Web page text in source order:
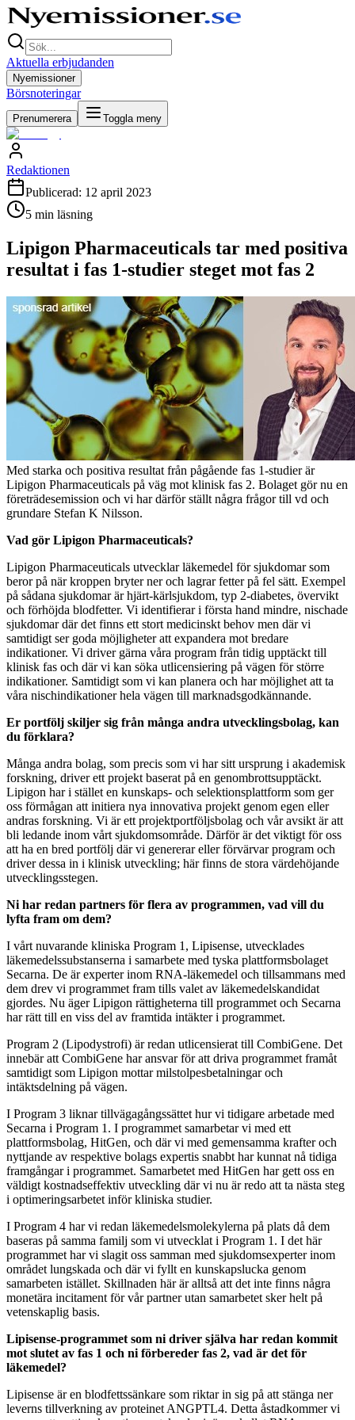
Aktuella erbjudanden
Nyemissioner
Börsnoteringar
Prenumerera Toggla meny
Redaktionen
Publicerad: 12 april 2023
5 min läsning
Lipigon Pharmaceuticals tar med positiva
resultat i fas 1-studier steget mot fas 2
Med starka och positiva resultat från pågående fas 1-studier är
Lipigon Pharmaceuticals på väg mot klinisk fas 2. Bolaget gör nu en
företrädesemission och vi har därför ställt några frågor till vd och
grundare Stefan K Nilsson.
Vad gör Lipigon Pharmaceuticals?
Lipigon Pharmaceuticals utvecklar läkemedel för sjukdomar som
beror på när kroppen bryter ner och lagrar fetter på fel sätt. Exempel
på sådana sjukdomar är hjärt-kärlsjukdom, typ 2-diabetes, övervikt
och förhöjda blodfetter. Vi identifierar i första hand mindre, nischade
sjukdomar där det finns ett stort medicinskt behov men där vi
samtidigt ser goda möjligheter att expandera mot bredare
indikationer. Vi driver gärna våra program från tidig upptäckt till
klinisk fas och där vi kan söka utlicensiering på vägen för större
indikationer. Samtidigt som vi kan planera och har möjlighet att ta
våra nischindikationer hela vägen till marknadsgodkännande.
Er portfölj skiljer sig från många andra utvecklingsbolag, kan
du förklara?
Många andra bolag, som precis som vi har sitt ursprung i akademisk
forskning, driver ett projekt baserat på en genombrottsupptäckt.
Lipigon har i stället en kunskaps- och selektionsplattform som ger
oss förmågan att initiera nya innovativa projekt genom egen eller
andras forskning. Vi är ett projektportföljsbolag och vår avsikt är att
bli ledande inom vårt sjukdomsområde. Därför är det viktigt för oss
att ha en bred portfölj där vi genererar eller förvärvar program och
driver dessa in i klinisk utveckling; här finns de stora värdehöjande
utvecklingsstegen.
Ni har redan partners för flera av programmen, vad vill du
lyfta fram om dem?
I vårt nuvarande kliniska Program 1, Lipisense, utvecklades
läkemedelssubstanserna i samarbete med tyska plattformsbolaget
Secarna. De är experter inom RNA-läkemedel och tillsammans med
dem drev vi programmet fram tills valet av läkemedelskandidat
gjordes. Nu äger Lipigon rättigheterna till programmet och Secarna
har rätt till en viss del av framtida intäkter i programmet.
Program 2 (Lipodystrofi) är redan utlicensierat till CombiGene. Det
innebär att CombiGene har ansvar för att driva programmet framåt
samtidigt som Lipigon mottar milstolpesbetalningar och
intäktsdelning på vägen.
I Program 3 liknar tillvägagångssättet hur vi tidigare arbetade med
Secarna i Program 1. I programmet samarbetar vi med ett
plattformsbolag, HitGen, och där vi med gemensamma krafter och
nyttjande av respektive bolags expertis snabbt har kunnat nå tidiga
framgångar i programmet. Samarbetet med HitGen har gett oss en
väldigt kostnadseffektiv utveckling där vi nu är redo att ta nästa steg
i optimeringsarbetet inför kliniska studier.
I Program 4 har vi redan läkemedelsmolekylerna på plats då dem
baseras på samma familj som vi utvecklat i Program 1. I det här
programmet har vi slagit oss samman med sjukdomsexperter inom
området lungskada och där vi fyllt en kunskapslucka genom
samarbeten istället. Skillnaden här är alltså att det inte finns några
monetära incitament för vår partner utan samarbetet sker helt på
vetenskaplig basis.
Lipisense-programmet som ni driver själva har redan kommit
mot slutet av fas 1 och ni förbereder fas 2, vad är det för
läkemedel?
Lipisense är en blodfettssänkare som riktar in sig på att stänga ner
leverns tillverkning av proteinet ANGPTL4. Detta åstadkommer vi